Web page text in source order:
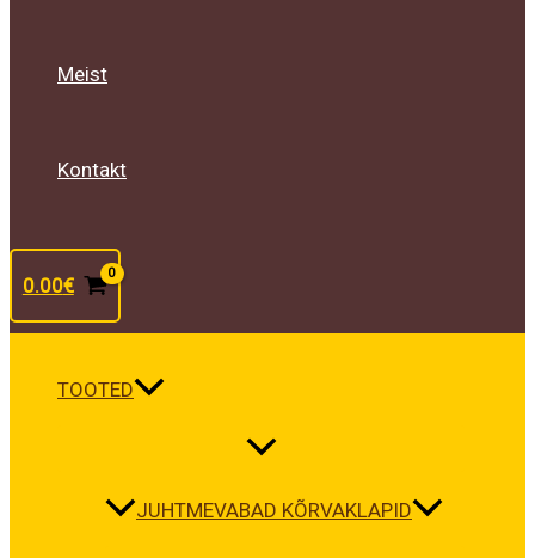
Meist
Kontakt
0.00€
TOOTED
JUHTMEVABAD KÕRVAKLAPID